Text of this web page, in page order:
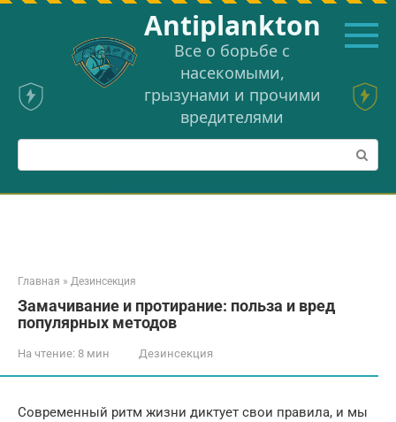
Перейти
Аntiplankton
Все о борьбе с
насекомыми,
грызунами и прочими
вредителями
Поиск:
Главная » Дезинсекция
Замачивание и протирание: польза и вред
популярных методов
На чтение: 8 мин Дезинсекция
Современный ритм жизни диктует свои правила, и мы